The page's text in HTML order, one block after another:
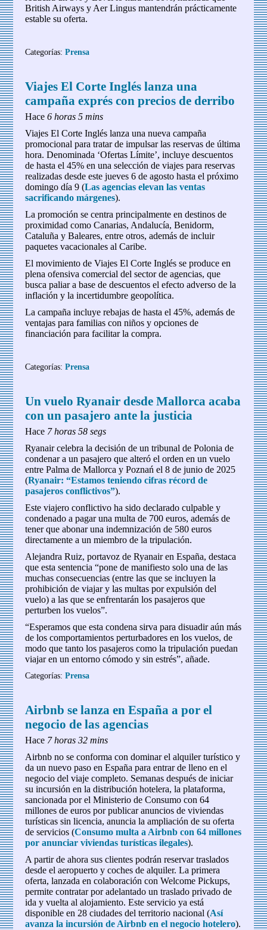
British Airways y Aer Lingus mantendrán prácticamente
estable su oferta.
Categorías:Prensa
Viajes El Corte Inglés lanza una
campaña exprés con precios de derribo
Hace6 horas 5 mins
Viajes El Corte Inglés lanza una nueva campaña
promocional para tratar de impulsar las reservas de última
hora. Denominada ‘Ofertas Límite’, incluye descuentos
de hasta el 45% en una selección de viajes para reservas
realizadas desde este jueves 6 de agosto hasta el próximo
domingo día 9 (Las agencias elevan las ventas
sacrificando márgenes).
La promoción se centra principalmente en destinos de
proximidad como Canarias, Andalucía, Benidorm,
Cataluña y Baleares, entre otros, además de incluir
paquetes vacacionales al Caribe.
El movimiento de Viajes El Corte Inglés se produce en
plena ofensiva comercial del sector de agencias, que
busca paliar a base de descuentos el efecto adverso de la
inflación y la incertidumbre geopolítica.
La campaña incluye rebajas de hasta el 45%, además de
ventajas para familias con niños y opciones de
financiación para facilitar la compra.
Categorías:Prensa
Un vuelo Ryanair desde Mallorca acaba
con un pasajero ante la justicia
Hace 7 horas 58 segs
Ryanair celebra la decisión de un tribunal de Polonia de
condenar a un pasajero que alteró el orden en un vuelo
entre Palma de Mallorca y Poznań el 8 de junio de 2025
(Ryanair: “Estamos teniendo cifras récord de
pasajeros conflictivos”).
Este viajero conflictivo ha sido declarado culpable y
condenado a pagar una multa de 700 euros, además de
tener que abonar una indemnización de 580 euros
directamente a un miembro de la tripulación.
Alejandra Ruiz, portavoz de Ryanair en España, destaca
que esta sentencia “pone de manifiesto solo una de las
muchas consecuencias (entre las que se incluyen la
prohibición de viajar y las multas por expulsión del
vuelo) a las que se enfrentarán los pasajeros que
perturben los vuelos”.
“Esperamos que esta condena sirva para disuadir aún más
de los comportamientos perturbadores en los vuelos, de
modo que tanto los pasajeros como la tripulación puedan
viajar en un entorno cómodo y sin estrés”, añade.
Categorías:Prensa
Airbnb se lanza en España a por el
negocio de las agencias
Hace 7 horas 32 mins
Airbnb no se conforma con dominar el alquiler turístico y
da un nuevo paso en España para entrar de lleno en el
negocio del viaje completo. Semanas después de iniciar
su incursión en la distribución hotelera, la plataforma,
sancionada por el Ministerio de Consumo con 64
millones de euros por publicar anuncios de viviendas
turísticas sin licencia, anuncia la ampliación de su oferta
de servicios (Consumo multa a Airbnb con 64 millones
por anunciar viviendas turísticas ilegales).
A partir de ahora sus clientes podrán reservar traslados
desde el aeropuerto y coches de alquiler. La primera
oferta, lanzada en colaboración con Welcome Pickups,
permite contratar por adelantado un traslado privado de
ida y vuelta al alojamiento. Este servicio ya está
disponible en 28 ciudades del territorio nacional (Así
avanza la incursión de Airbnb en el negocio hotelero).